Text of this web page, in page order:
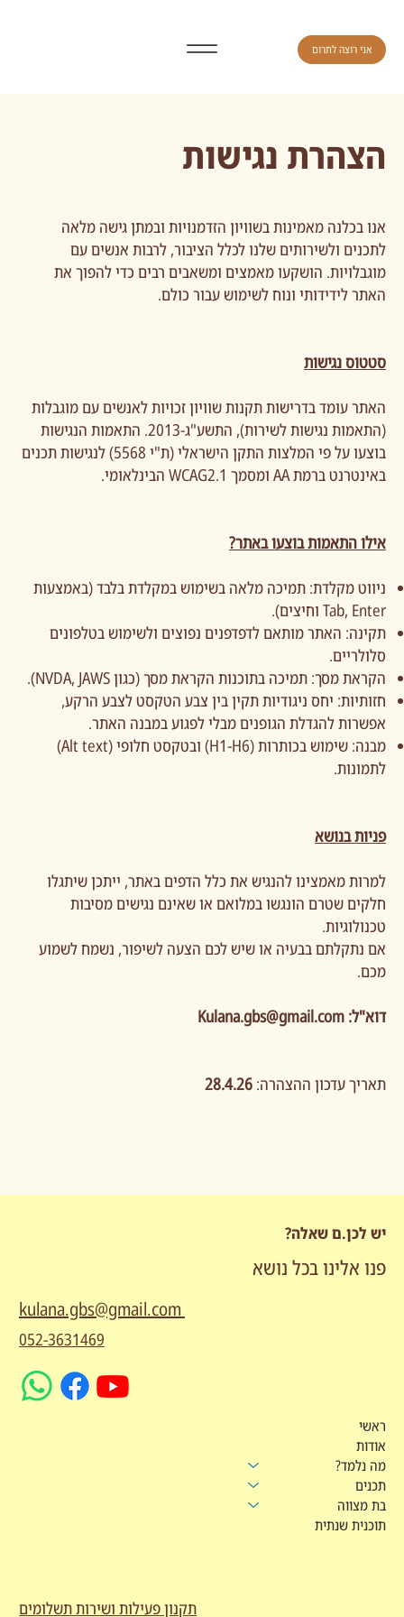
אני רוצה לתרום
הצהרת נגישות
אנו בכלנה מאמינות בשוויון הזדמנויות ובמתן גישה מלאה
לתכנים ולשירותים שלנו לכלל הציבור, לרבות אנשים עם
מוגבלויות. הושקעו מאמצים ומשאבים רבים כדי להפוך את
האתר לידידותי ונוח לשימוש עבור כולם.
סטטוס נגישות
האתר עומד בדרישות תקנות שוויון זכויות לאנשים עם מוגבלות
(התאמות נגישות לשירות), התשע"ג-2013. התאמות הנגישות
בוצעו על פי המלצות התקן הישראלי (ת"י 5568) לנגישות תכנים
באינטרנט ברמת AA ומסמך WCAG2.1 הבינלאומי.
אילו התאמות בוצעו באתר?
ניווט מקלדת: תמיכה מלאה בשימוש במקלדת בלבד (באמצעות
Tab, Enter וחיצים).
תקינה: האתר מותאם לדפדפנים נפוצים ולשימוש בטלפונים
סלולריים.
הקראת מסך: תמיכה בתוכנות הקראת מסך (כגון NVDA, JAWS).
חזותיות: יחס ניגודיות תקין בין צבע הטקסט לצבע הרקע,
אפשרות להגדלת הגופנים מבלי לפגוע במבנה האתר.
מבנה: שימוש בכותרות (H1-H6) ובטקסט חלופי (Alt text)
לתמונות.
פניות בנושא
למרות מאמצינו להנגיש את כלל הדפים באתר, ייתכן שיתגלו
חלקים שטרם הונגשו במלואם או שאינם נגישים מסיבות
טכנולוגיות.
אם נתקלתם בבעיה או שיש לכם הצעה לשיפור, נשמח לשמוע
מכם.
דוא"ל: Kulana.gbs@gmail.com
תאריך עדכון ההצהרה: 28.4.26
יש לכן.ם שאלה?
פנו אלינו בכל נושא
kulana.gbs@gmail.com
052-3631469
תקנון פעילות ושירות תשלומים
ראשי
אודות
מה נלמד?
תכנים
בת מצווה
תוכנית שנתית